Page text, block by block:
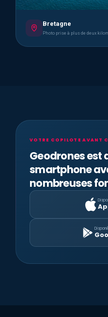
Bretagne
Photo prise à plus de deux
VOTRE COPILOTE AVANT
Geodrones est
smartphone
nombreuses